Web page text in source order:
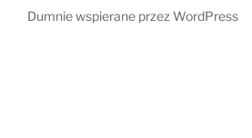
Dumnie wspierane przez WordPress